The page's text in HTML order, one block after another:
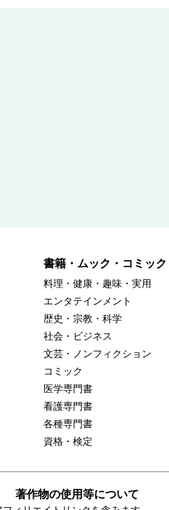
書籍・ムック・コミック
料理・健康・趣味・実用
エンタテインメント
歴史・宗教・科学
社会・ビジネス
文芸・ノンフィクション
コミック
医学専門書
看護専門書
各種専門書
資格・検定
著作物の使用等について